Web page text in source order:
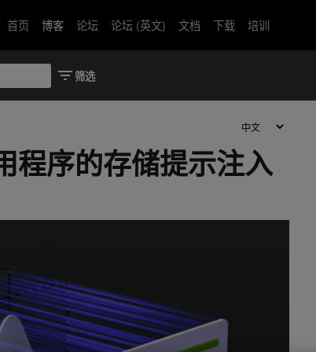
首页 博客 论坛 论坛 (英文) 文档 下载 培训
程序的存储提示注入